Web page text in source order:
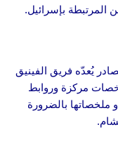
المرتبطة بإسرائيل.
يُعدّه فريق الفينيق
مركزة وروابط
ملخصاتها بالضرورة